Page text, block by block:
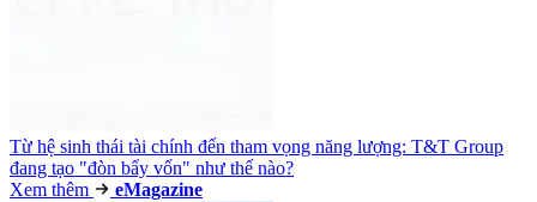
Từ hệ sinh thái tài chính đến tham vọng năng lượng: T&T Group
đang tạo "đòn bẩy vốn" như thế nào?
Xem thêm
eMagazine